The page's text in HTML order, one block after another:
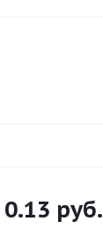
0.13 руб.